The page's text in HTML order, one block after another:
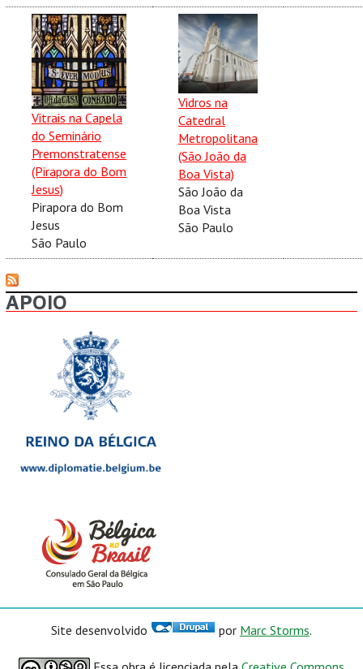
Vitrais na Capela
do Seminário
Premonstratense
(Pirapora do Bom
Jesus)
Pirapora do Bom
Jesus
São Paulo
Vidros na
Catedral
Metropolitana
(São João da
Boa Vista)
São João da
Boa Vista
São Paulo
APOIO
Site desenvolvido por Marc Storms.